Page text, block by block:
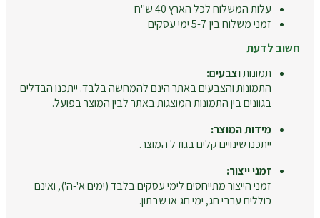
עלות המשלוח לכל הארץ 40 ש"ח
זמני משלוח בין 5-7 ימי עסקים
חשוב לדעת
תמונותוצבעים:
התמונות והצבעים באתר הינם להמחשה בלבד. ייתכנו הבדלים
בגוונים בין התמונות המוצגות באתר לבין המוצר בפועל.
מידות המוצר:
ייתכנו שינויים קלים בגודל המוצר.
זמני ייצור:
זמני הייצור מתייחסים לימי עסקים בלבד (ימים א'-ה'), ואינם
כוללים ערבי חג, ימי חג או שבתון.